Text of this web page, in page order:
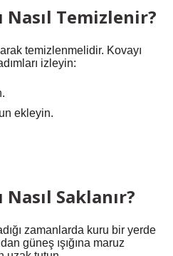
Nasıl Temizlenir?
temizlenmelidir. Kovayı
izleyin:
ekleyin.
Saklanır?
zamanlarda kuru bir yerde
güneş ışığına maruz